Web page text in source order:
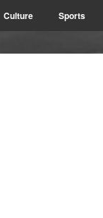
Culture Sports